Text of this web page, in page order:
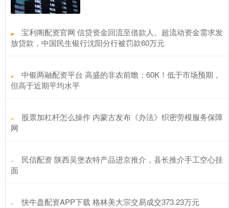
​宝利阁配资官网 信贷资金回流至借款人、超流动资金需求发
放贷款，中国民生银行沈阳分行被罚款60万元
​中银两融配资平台 高盛的非农前瞻：60K！低于市场预期，
但高于近期平均水平
​股票加杠杆怎么操作 内蒙古发布《办法》织密劳模服务保障
网
​民信配资 陕西吴堡农特产品进京推介，县长推介手工空心挂
面
​快牛盘配资APP下载 格林美大宗交易成交373.23万元